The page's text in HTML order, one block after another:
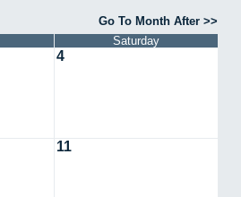
Go To Month After >>
Saturday
4
11